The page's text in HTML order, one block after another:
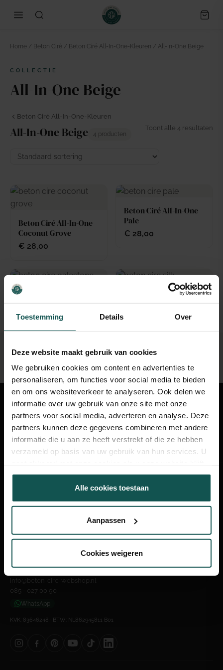
Toestemming Details Over
Deze website maakt gebruik van cookies
We gebruiken cookies om content en advertenties te
personaliseren, om functies voor social media te bieden
en om ons websiteverkeer te analyseren. Ook delen we
informatie over uw gebruik van onze site met onze
partners voor social media, adverteren en analyse. Deze
partners kunnen deze gegevens combineren met andere
informatie die u aan ze heeft verstrekt of die ze hebben
verzameld op basis van uw gebruik van hun services. U
gebruiken.
Alle cookies toestaan
Aanpassen
Cookies weigeren
Home / Beton Ciré / Beton Ciré All-In-One-Kleuren / All-In-One Beige
COLLECTIE
All-In-One Beige
Beton Ciré All-In-One-Kleuren
All-In-One Beige 4 producten
Toont alle 4 resultaten
Beton Ciré All-In-One
Coconut Grove
€ 28,00
Beton Ciré All-In-One
Pale
€ 28,00
Beton Ciré All-In-One
Pale Stone
€28,00
Beton Ciré All-In-One
Silk
Altijd een specialist beschikbaar
Project ondersteuning
Showroom in Den Haag
420.000+ m² aangebracht
4,9★ uit Google reviews
Naadloze betonlook. Zelf aangebracht.
Laan van 's-Gravenmade 42L
2495 AJ Den Haag, Nederland
Bezoek alleen op afspraak
info@beton-cire-webshop.nl
085 - 027 00 90
WhatsApp
KVK: 83646248 · BTW: NL862945811 B01